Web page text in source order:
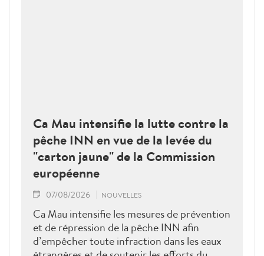
Ca Mau intensifie la lutte contre la
pêche INN en vue de la levée du
"carton jaune" de la Commission
européenne
07/08/2026 NOUVELLES
Ca Mau intensifie les mesures de prévention
et de répression de la pêche INN afin
d’empêcher toute infraction dans les eaux